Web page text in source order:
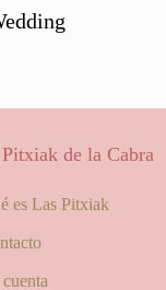
de la Cabra
es Las Pitxiak